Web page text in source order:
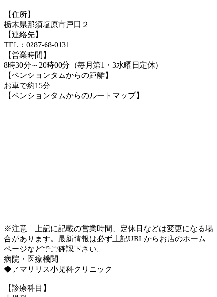
【住所】
栃木県那須塩原市戸田２
【連絡先】
TEL：0287-68-0131
【営業時間】
8時30分～20時00分（毎月第1・3水曜日定休）
【ペンションタムからの距離】
お車で約15分
【ペンションタムからのルートマップ】
※注意：上記に記載の営業時間、定休日などは変更になる場
合があります。最新情報は必ず上記URLからお店のホーム
ページなどでご確認下さい。
病院・医療機関
◆アマリリス小児科クリニック
【診療科目】